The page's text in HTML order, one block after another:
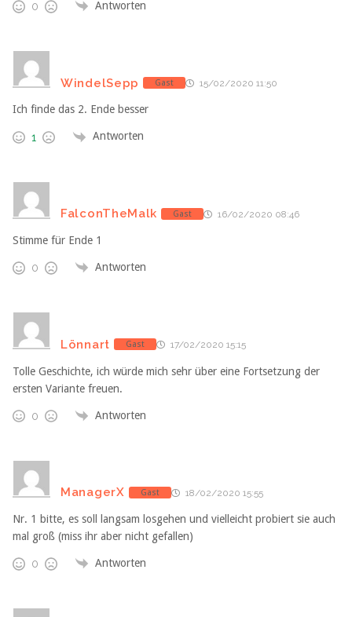
0 Antworten
WindelSepp Gast 15/02/2020 11:50
Ich finde das 2. Ende besser
1 Antworten
FalconTheMalk Gast 16/02/2020 08:46
Stimme für Ende 1
0 Antworten
Lönnart Gast 17/02/2020 15:15
Tolle Geschichte, ich würde mich sehr über eine Fortsetzung der
ersten Variante freuen.
0 Antworten
ManagerX Gast 18/02/2020 15:55
Nr. 1 bitte, es soll langsam losgehen und vielleicht probiert sie auch
mal groß (miss ihr aber nicht gefallen)
0 Antworten